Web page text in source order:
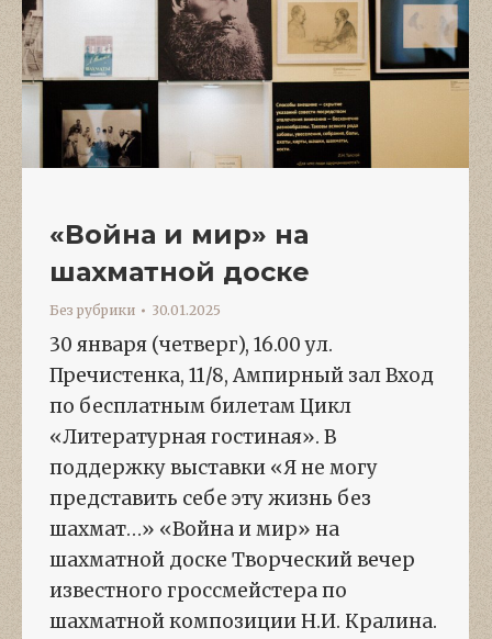
«Война и мир» на
шахматной доске
Без рубрики 30.01.2025
30 января (четверг), 16.00 ул.
Пречистенка, 11/8, Ампирный зал Вход
по бесплатным билетам Цикл
«Литературная гостиная». В
поддержку выставки «Я не могу
представить себе эту жизнь без
шахмат…» «Война и мир» на
шахматной доске Творческий вечер
известного гроссмейстера по
шахматной композиции Н.И. Кралина.